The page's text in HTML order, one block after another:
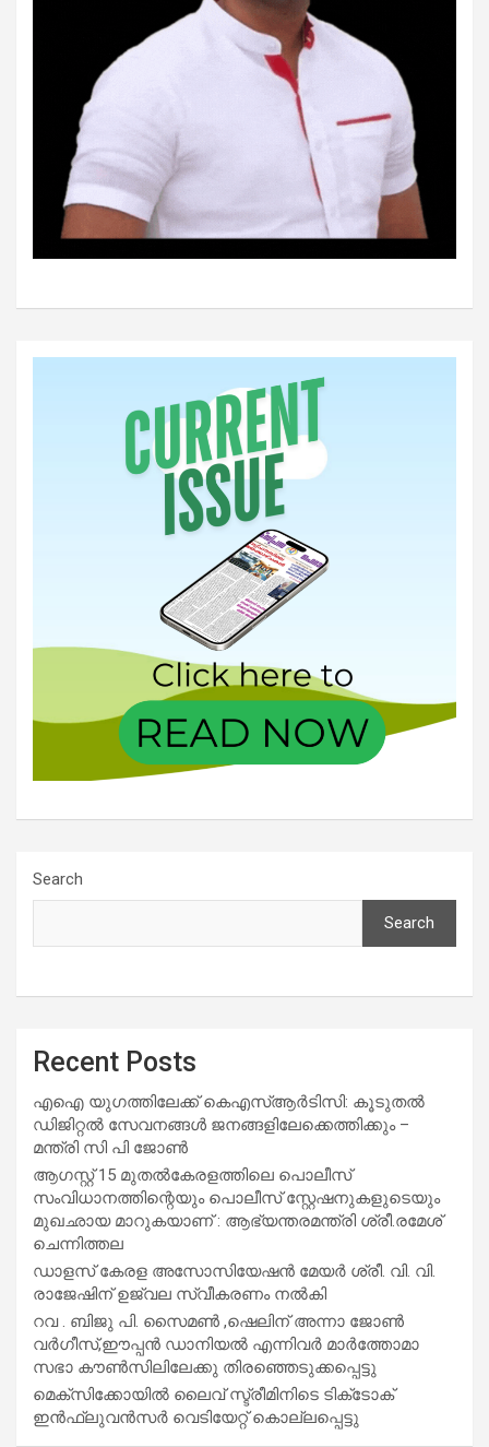
Search
Search
Recent Posts
എഐ യുഗത്തിലേക്ക് കെഎസ്ആർടിസി: കൂടുതൽ
ഡിജിറ്റൽ സേവനങ്ങൾ ജനങ്ങളിലേക്കെത്തിക്കും –
മന്ത്രി സി പി ജോൺ
ആഗസ്റ്റ് 15 മുതല്‍കേരളത്തിലെ പൊലീസ്
സംവിധാനത്തിന്റെയും പൊലീസ് സ്റ്റേഷനുകളുടെയും
മുഖഛായ മാറുകയാണ് : ആഭ്യന്തരമന്ത്രി ശ്രീ.രമേശ്
ചെന്നിത്തല
ഡാളസ് കേരള അസോസിയേഷൻ മേയർ ശ്രീ. വി. വി.
രാജേഷിന് ഉജ്വല സ്വീകരണം നൽകി
റവ . ബിജു പി. സൈമൺ ,ഷെലിന് അന്നാ ജോൺ
വർഗീസ്,ഈപ്പൻ ഡാനിയൽ എന്നിവർ മാർത്തോമാ
സഭാ കൗൺസിലിലേക്കു തിരഞ്ഞെടുക്കപ്പെട്ടു
മെക്സിക്കോയിൽ ലൈവ് സ്ട്രീമിനിടെ ടിക്‌ടോക്
ഇൻഫ്ലുവൻസർ വെടിയേറ്റ് കൊല്ലപ്പെട്ടു